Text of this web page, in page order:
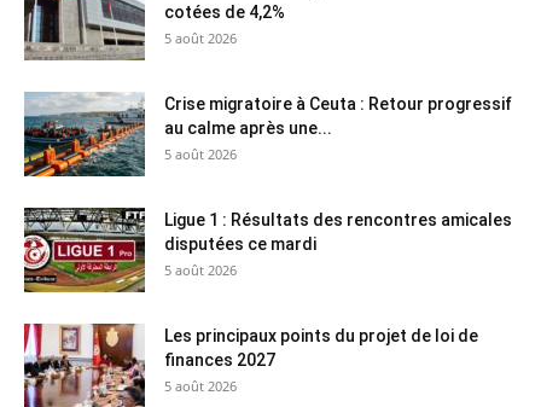
cotées de 4,2%
5 août 2026
Crise migratoire à Ceuta : Retour progressif
au calme après une...
5 août 2026
Ligue 1 : Résultats des rencontres amicales
disputées ce mardi
5 août 2026
Les principaux points du projet de loi de
finances 2027
5 août 2026